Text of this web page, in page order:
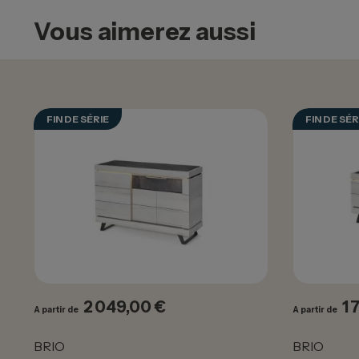
Vous aimerez aussi
FIN DE SÉRIE
A partir de Prix
2 049,00 €
BRIO
FIN DE
A partir de 1
BRIO